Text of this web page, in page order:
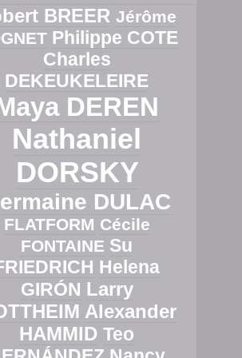
BREER Jérôme
Philippe COTE
Charles
DEKEUKELEIRE
DEREN
Nathaniel
DORSKY
DULAC
FLATFORM Cécile
FONTAINE Su
Helena
GIRÓN Larry
Alexander
HAMMID Teo